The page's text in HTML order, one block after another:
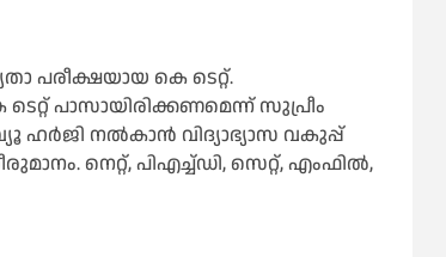
പരീക്ഷയായ കെ ടെറ്റ്.
പാസായിരിക്കണമെന്ന് സുപ്രീം
ഹർജി നല്‍കാൻ വിദ്യാഭ്യാസ വകുപ്പ്
നെറ്റ്, പിഎച്ച്‌ഡി, സെറ്റ്, എംഫില്‍,